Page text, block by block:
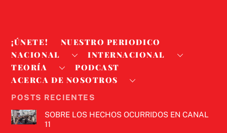
¡ÚNETE!
NUESTRO PERIODICO
NACIONAL
INTERNACIONAL
TEORÍA
PODCAST
ACERCA DE NOSOTROS
POSTS RECIENTES
SOBRE LOS HECHOS OCURRIDOS EN CANAL
11